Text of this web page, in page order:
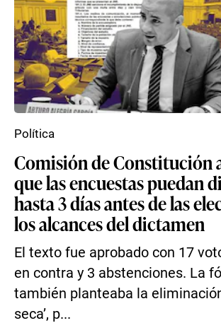
Comisión de Constitución
que las encuestas puedan
hasta 3 días antes de las
los alcances del dictamen
El texto fue aprobado con 17
en contra y 3 abstenciones. La
también planteaba la
seca’, p...
Política